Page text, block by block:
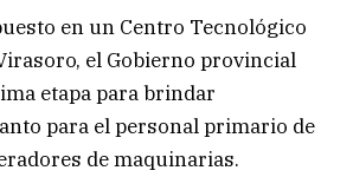
en un Centro Tecnológico
el Gobierno provincial
etapa para brindar
para el personal primario de
de maquinarias.